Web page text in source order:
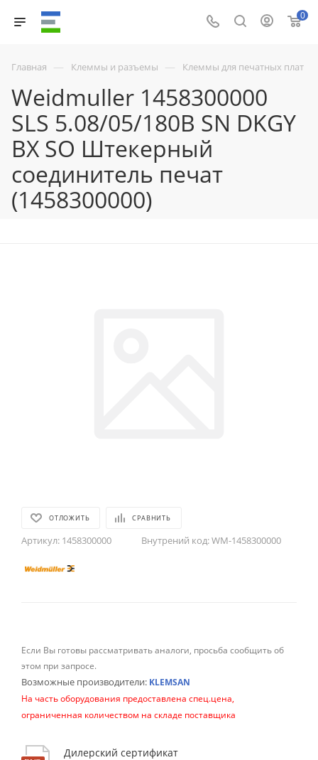
0
Главная — Клеммы и разъемы — Клеммы для печатных плат
Weidmuller 1458300000
SLS 5.08/05/180B SN DKGY
BX SO Штекерный
соединитель печат
(1458300000)
ОТЛОЖИТЬ СРАВНИТЬ
Артикул: 1458300000 Внутрений код:WM-1458300000
Если Вы готовы рассматривать аналоги, просьба сообщить об
этом при запросе.
Возможные производители: KLEMSAN
На часть оборудования предоставлена спец.цена,
ограниченная количеством на складе поставщика
Дилерский сертификат